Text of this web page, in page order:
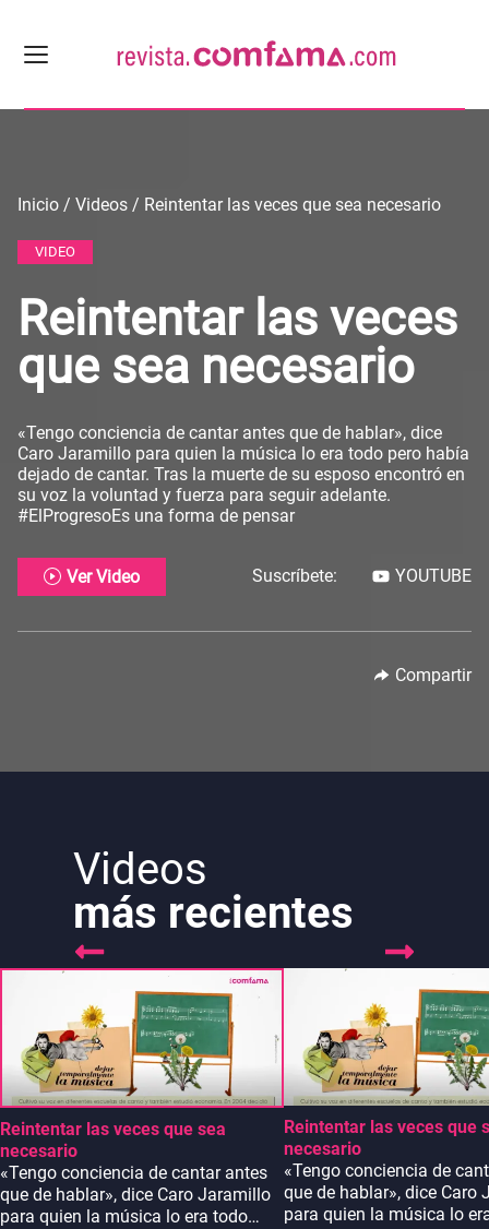
Inicio / Videos / Reintentar las veces que sea necesario
VIDEO
Reintentar las veces
que sea necesario
«Tengo conciencia de cantar antes que de hablar», dice
Caro Jaramillo para quien la música lo era todo pero había
dejado de cantar. Tras la muerte de su esposo encontró en
su voz la voluntad y fuerza para seguir adelante.
#ElProgresoEs una forma de pensar
Ver Video Suscríbete: YOUTUBE
Compartir
Videos
más recientes
Reintentar las veces que sea
necesario
«Tengo conciencia de cantar antes
que de hablar», dice Caro Jaramillo
para quien la música lo era todo
Reintentar las veces que
necesario
«Tengo conciencia de
que de hablar», dice Caro
para quien la música lo